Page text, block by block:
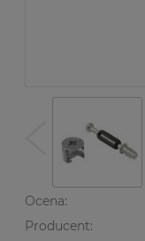
Ocena:
Producent: